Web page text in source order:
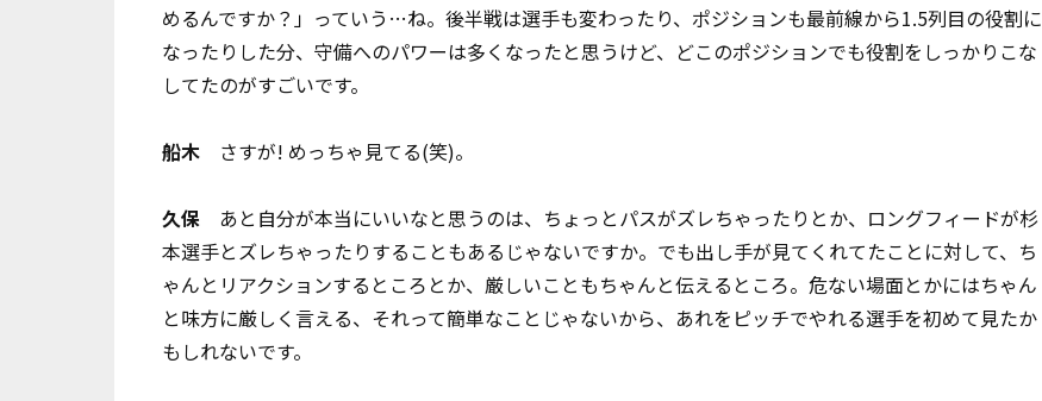
めるんですか？」っていう…ね。後半戦は選手も変わったり、ポジションも最前線から1.5列目の役割に
なったりした分、守備へのパワーは多くなったと思うけど、どこのポジションでも役割をしっかりこな
してたのがすごいです。
船木 さすが! めっちゃ見てる(笑)。
久保 あと自分が本当にいいなと思うのは、ちょっとパスがズレちゃったりとか、ロングフィードが杉
本選手とズレちゃったりすることもあるじゃないですか。でも出し手が見てくれてたことに対して、ち
ゃんとリアクションするところとか、厳しいこともちゃんと伝えるところ。危ない場面とかにはちゃん
と味方に厳しく言える、それって簡単なことじゃないから、あれをピッチでやれる選手を初めて見たか
もしれないです。